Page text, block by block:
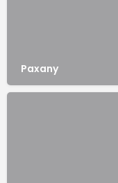
Paxany